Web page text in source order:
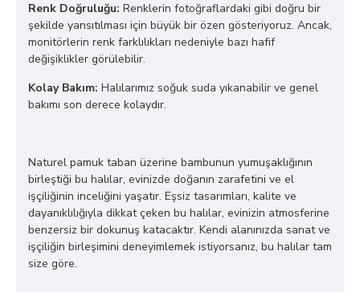
Renk Doğruluğu: Renklerin fotoğraflardaki gibi doğru bir
şekilde yansıtılması için büyük bir özen gösteriyoruz. Ancak,
monitörlerin renk farklılıkları nedeniyle bazı hafif
değişiklikler görülebilir.
Kolay Bakım: Halılarımız soğuk suda yıkanabilir ve genel
bakımı son derece kolaydır.
Naturel pamuk taban üzerine bambunun yumuşaklığının
birleştiği bu halılar, evinizde doğanın zarafetini ve el
işçiliğinin inceliğini yaşatır. Eşsiz tasarımları, kalite ve
dayanıklılığıyla dikkat çeken bu halılar, evinizin atmosferine
benzersiz bir dokunuş katacaktır. Kendi alanınızda sanat ve
işçiliğin birleşimini deneyimlemek istiyorsanız, bu halılar tam
size göre.